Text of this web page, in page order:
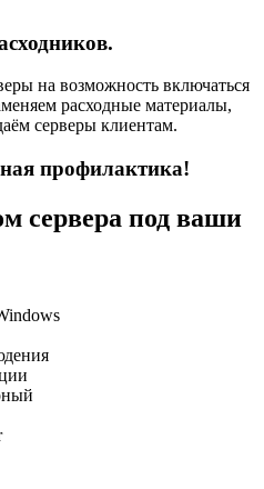
на возможность включаться
расходные материалы,
серверы клиентам.
профилактика!
сервера под ваши